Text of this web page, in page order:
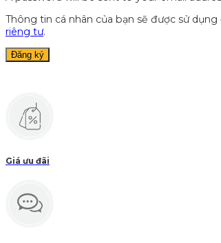
Thông tin cá nhân của bạn sẽ được sử
riêng tư.
Đăng ký
Giá ưu đãi